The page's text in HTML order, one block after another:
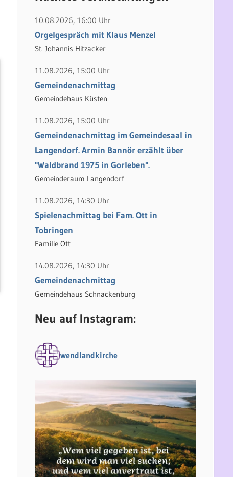
e
n
n
a
10.08.2026, 16:00 Uhr
Orgelgespräch mit Klaus Menzel
St. Johannis Hitzacker
11.08.2026, 15:00 Uhr
Gemeindenachmittag
Gemeindehaus Küsten
11.08.2026, 15:00 Uhr
Gemeindenachmittag im Gemeindesaal in
Langendorf. Armin Bannör erzählt über
"Waldbrand 1975 in Gorleben".
Gemeinderaum Langendorf
11.08.2026, 14:30 Uhr
Spielenachmittag bei Fam. Ott in
Tobringen
Familie Ott
14.08.2026, 14:30 Uhr
Gemeindenachmittag
Gemeindehaus Schnackenburg
Neu auf Instagram:
wendlandkirche